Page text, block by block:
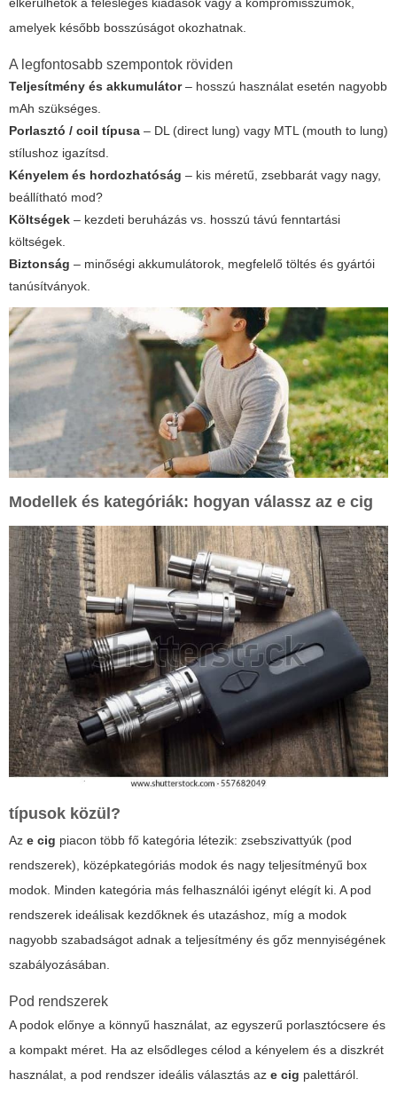
amelyek később bosszúságot okozhatnak.
A legfontosabb szempontok röviden
Teljesítmény és akkumulátor– hosszú használat esetén nagyobb
mAh szükséges.
Porlasztó / coil típusa – DL (direct lung) vagy MTL (mouth to lung)
stílushoz igazítsd.
Kényelem és hordozhatóság – kis méretű, zsebbarát vagy nagy,
beállítható mod?
Költségek – kezdeti beruházás vs. hosszú távú fenntartási
költségek.
Biztonság – minőségi akkumulátorok, megfelelő töltés és gyártói
tanúsítványok.
Modellek és kategóriák: hogyan válassz az e cig
típusok közül?
Az e cig piacon több fő kategória létezik: zsebszivattyúk (pod
rendszerek), középkategóriás modok és nagy teljesítményű box
modok. Minden kategória más felhasználói igényt elégít ki. A pod
rendszerek ideálisak kezdőknek és utazáshoz, míg a modok
nagyobb szabadságot adnak a teljesítmény és gőz mennyiségének
szabályozásában.
Pod rendszerek
A podok előnye a könnyű használat, az egyszerű porlasztócsere és
a kompakt méret. Ha az elsődleges célod a kényelem és a diszkrét
használat, a pod rendszer ideális választás az e cig palettáról.